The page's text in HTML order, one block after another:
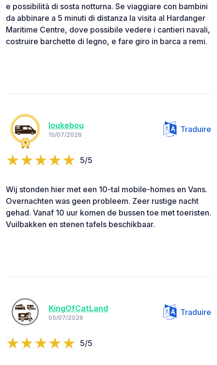
e possibilità di sosta notturna. Se viaggiare con bambini
da abbinare a 5 minuti di distanza la visita al Hardanger
Maritime Centre, dove possibile vedere i cantieri navali,
costruire barchette di legno, e fare giro in barca a remi.
loukebou
15/07/2026
Traduire
5/5
Wij stonden hier met een 10-tal mobile-homes en Vans.
Overnachten was geen probleem. Zeer rustige nacht
gehad. Vanaf 10 uur komen de bussen toe met toeristen.
Vuilbakken en stenen tafels beschikbaar.
KingOfCatLand
05/07/2026
Traduire
5/5